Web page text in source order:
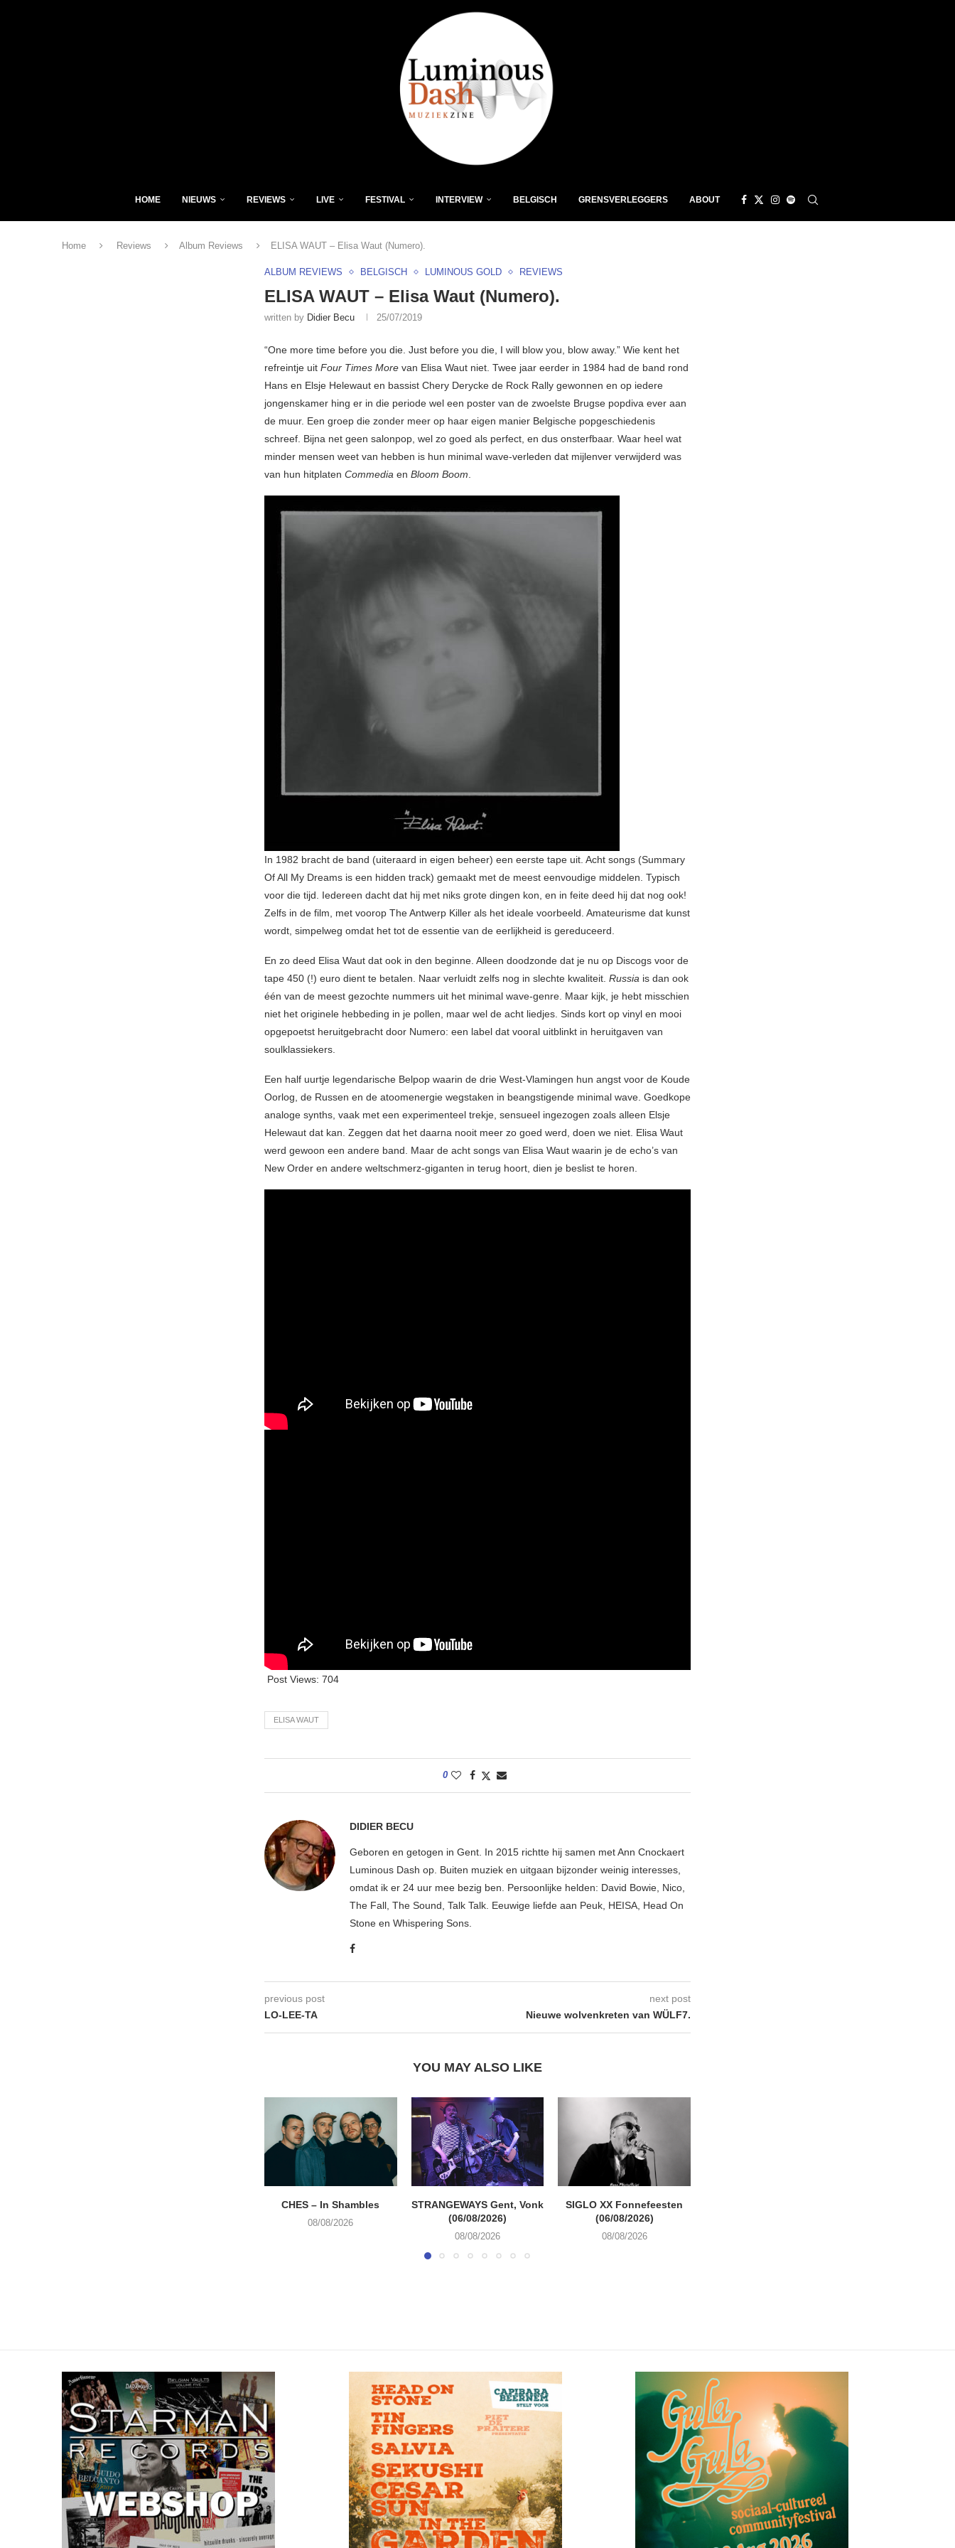
HOME NIEUWS REVIEWS LIVE FESTIVAL INTERVIEW BELGISCH GRENSVERLEGGERS ABOUT
Home Reviews Album Reviews ELISA WAUT – Elisa Waut (Numero).
ALBUM REVIEWS BELGISCH LUMINOUS GOLD REVIEWS
ELISA WAUT – Elisa Waut (Numero).
written by Didier Becu 25/07/2019
“One more time before you die. Just before you die, I will blow you, blow away.” Wie kent het
refreintje uit Four Times More van Elisa Waut niet. Twee jaar eerder in 1984 had de band rond
Hans en Elsje Helewaut en bassist Chery Derycke de Rock Rally gewonnen en op iedere
jongenskamer hing er in die periode wel een poster van de zwoelste Brugse popdiva ever aan
de muur. Een groep die zonder meer op haar eigen manier Belgische popgeschiedenis
schreef. Bijna net geen salonpop, wel zo goed als perfect, en dus onsterfbaar. Waar heel wat
minder mensen weet van hebben is hun minimal wave-verleden dat mijlenver verwijderd was
van hun hitplaten Commedia en Bloom Boom.
In 1982 bracht de band (uiteraard in eigen beheer) een eerste tape uit. Acht songs (Summary
Of All My Dreams is een hidden track) gemaakt met de meest eenvoudige middelen. Typisch
voor die tijd. Iedereen dacht dat hij met niks grote dingen kon, en in feite deed hij dat nog ook!
Zelfs in de film, met voorop The Antwerp Killer als het ideale voorbeeld. Amateurisme dat kunst
wordt, simpelweg omdat het tot de essentie van de eerlijkheid is gereduceerd.
En zo deed Elisa Waut dat ook in den beginne. Alleen doodzonde dat je nu op Discogs voor de
tape 450 (!) euro dient te betalen. Naar verluidt zelfs nog in slechte kwaliteit. Russia is dan ook
één van de meest gezochte nummers uit het minimal wave-genre. Maar kijk, je hebt misschien
niet het originele hebbeding in je pollen, maar wel de acht liedjes. Sinds kort op vinyl en mooi
opgepoetst heruitgebracht door Numero: een label dat vooral uitblinkt in heruitgaven van
soulklassiekers.
Een half uurtje legendarische Belpop waarin de drie West-Vlamingen hun angst voor de Koude
Oorlog, de Russen en de atoomenergie wegstaken in beangstigende minimal wave. Goedkope
analoge synths, vaak met een experimenteel trekje, sensueel ingezogen zoals alleen Elsje
Helewaut dat kan. Zeggen dat het daarna nooit meer zo goed werd, doen we niet. Elisa Waut
werd gewoon een andere band. Maar de acht songs van Elisa Waut waarin je de echo’s van
New Order en andere weltschmerz-giganten in terug hoort, dien je beslist te horen.
Post Views: 704
ELISA WAUT
0
DIDIER BECU
Geboren en getogen in Gent. In 2015 richtte hij samen met Ann Cnockaert
Luminous Dash op. Buiten muziek en uitgaan bijzonder weinig interesses,
omdat ik er 24 uur mee bezig ben. Persoonlijke helden: David Bowie, Nico,
The Fall, The Sound, Talk Talk. Eeuwige liefde aan Peuk, HEISA, Head On
Stone en Whispering Sons.
previous post
LO-LEE-TA
next post
Nieuwe wolvenkreten van WÜLF7.
YOU MAY ALSO LIKE
CHES – In Shambles
08/08/2026
STRANGEWAYS Gent, Vonk
(06/08/2026)
08/08/2026
SIGLO XX Fonnefeesten
(06/08/2026)
08/08/2026